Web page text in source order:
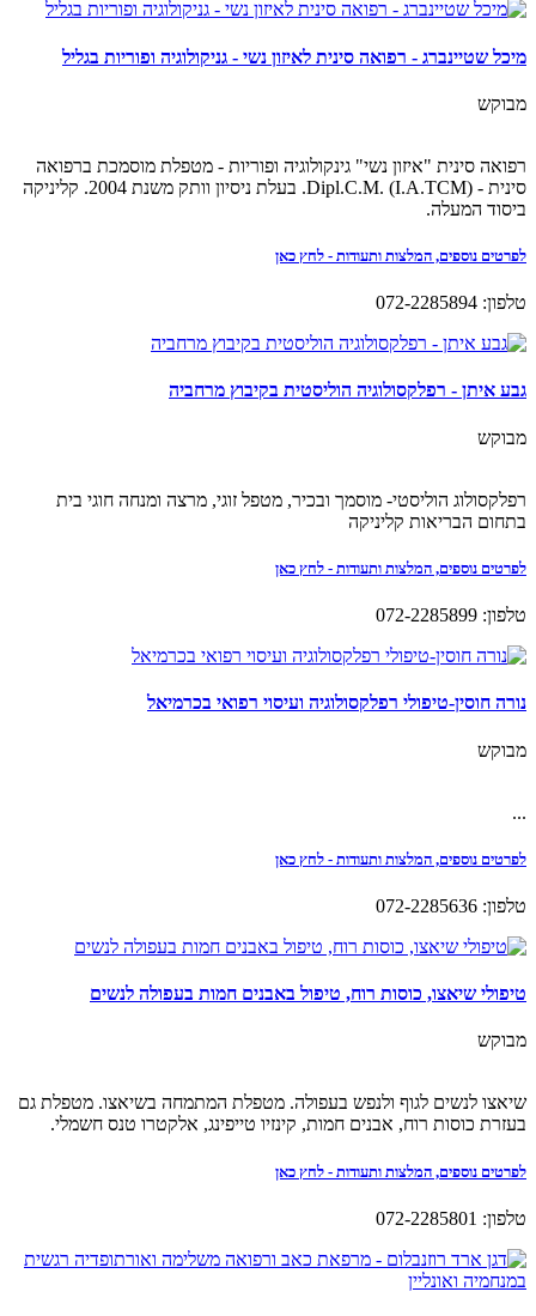
מיכל שטיינברג - רפואה סינית לאיזון נשי - גניקולוגיה ופוריות בגליל
מבוקש
רפואה סינית "איזון נשי" גינקולוגיה ופוריות - מטפלת מוסמכת ברפואה
סינית - (Dipl.C.M. (I.A.TCM. בעלת ניסיון וותק משנת 2004. קליניקה
ביסוד המעלה.
לפרטים נוספים, המלצות ותעודות - לחץ כאן
טלפון: 072-2285894
גבע איתן - רפלקסולוגיה הוליסטית בקיבוץ מרחביה
מבוקש
רפלקסולוג הוליסטי- מוסמך ובכיר, מטפל זוגי, מרצה ומנחה חוגי בית
בתחום הבריאות קליניקה
לפרטים נוספים, המלצות ותעודות - לחץ כאן
טלפון: 072-2285899
נורה חוסין-טיפולי רפלקסולוגיה ועיסוי רפואי בכרמיאל
מבוקש
...
לפרטים נוספים, המלצות ותעודות - לחץ כאן
טלפון: 072-2285636
טיפולי שיאצו, כוסות רוח, טיפול באבנים חמות בעפולה לנשים
מבוקש
שיאצו לנשים לגוף ולנפש בעפולה. מטפלת המתמחה בשיאצו. מטפלת גם
בעזרת כוסות רוח, אבנים חמות, קינזיו טייפינג, אלקטרו טנס חשמלי.
לפרטים נוספים, המלצות ותעודות - לחץ כאן
טלפון: 072-2285801